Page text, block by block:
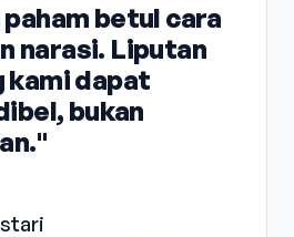
betul cara
narasi. Liputan
kami dapat
bukan